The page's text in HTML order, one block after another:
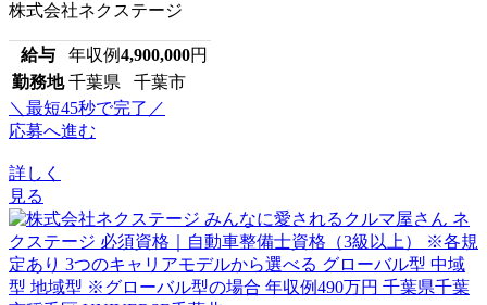
株式会社ネクステージ
給与 年収例4,900,000円
勤務地 千葉県 千葉市
＼最短45秒で完了／
応募へ進む
詳しく
見る